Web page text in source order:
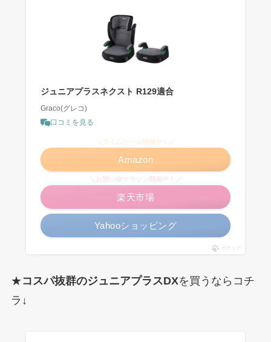
ジュニアプラスネクスト R129適合
Graco(グレコ)
口コミを見る
＼タイムセール開催中！／
Amazon
＼お買い物マラソン開催中！／
楽天市場
Yahooショッピング
ポチップ
★コスパ抜群のジュニアプラスDXを買うならコチ
ラ↓